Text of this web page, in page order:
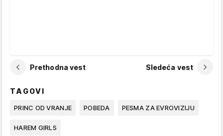
Prethodna vest Sledeća vest
TAGOVI
PRINC OD VRANJE POBEDA PESMA ZA EVROVIZIJU
HAREM GIRLS